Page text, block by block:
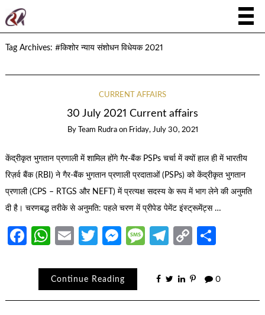
Tag Archives: #किशोर न्याय संशोधन विधेयक 2021
CURRENT AFFAIRS
30 July 2021 Current affairs
By Team Rudra on Friday, July 30, 2021
केंद्रीकृत भुगतान प्रणाली में शामिल होंगे गैर-बैंक PSPs चर्चा में क्यों हाल ही में भारतीय
रिज़र्व बैंक (RBI) ने गैर-बैंक भुगतान प्रणाली प्रदाताओं (PSPs) को केंद्रीकृत भुगतान
प्रणाली (CPS – RTGS और NEFT) में प्रत्यक्ष सदस्य के रूप में भाग लेने की अनुमति
दी है। चरणबद्ध तरीके से अनुमति: पहले चरण में प्रीपेड पेमेंट इंस्ट्रूमेंट्स …
Facebook
WhatsApp
EmailTwitter
Messenger
Message
Telegram
Copy
Continue Reading 0